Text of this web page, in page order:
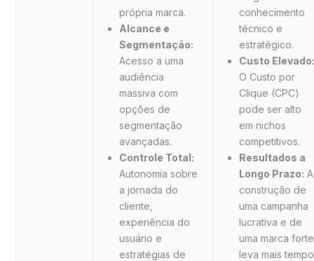
própria marca.
Alcance e
Segmentação:
Acesso a uma
audiência
massiva com
opções de
segmentação
avançadas.
Controle Total:
Autonomia sobre
a jornada do
cliente,
experiência do
usuário e
estratégias de
conhecimento
técnico e
estratégico.
Custo Elevado:
O Custo por
Clique (CPC)
pode ser alto
em nichos
competitivos.
Resultados a
Longo Prazo: A
construção de
uma campanha
lucrativa e de
uma marca forte
leva mais